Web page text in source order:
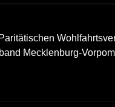
Mecklenburg-